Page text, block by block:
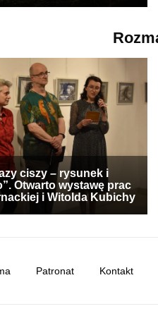
ciszy – rysunek i
Otwarto wystawę prac
i Witolda Kubichy
Patronat Kontakt